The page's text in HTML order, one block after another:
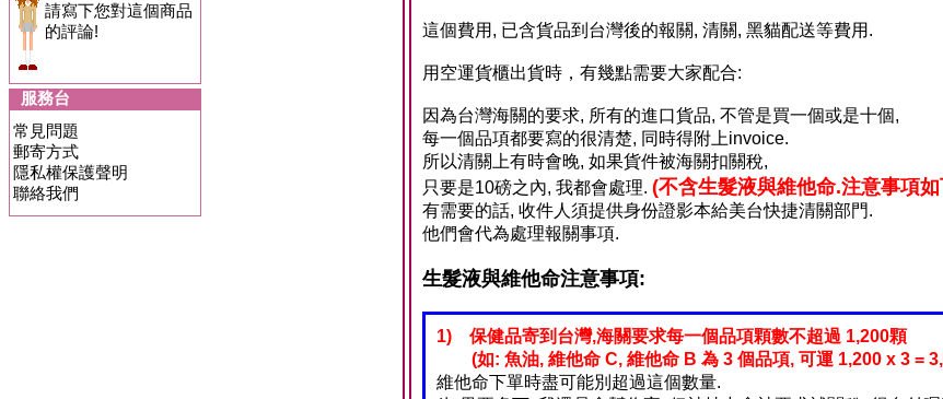
請寫下您對這個商品
的評論!
服務台
常見問題
郵寄方式
隱私權保護聲明
聯絡我們
這個費用, 已含貨品到台灣後的報關, 清關, 黑貓配送等費用.
用空運貨櫃出貨時，有幾點需要大家配合:
因為台灣海關的要求, 所有的進口貨品, 不管是買一個或是十個,
每一個品項都要寫的很清楚, 同時得附上invoice.
所以清關上有時會晚, 如果貨件被海關扣關稅,
只要是10磅之內, 我都會處理. (不含生髮液與維他命.注意事項如
有需要的話, 收件人須提供身份證影本給美台快捷清關部門.
他們會代為處理報關事項.
生髮液與維他命注意事項:
1) 保健品寄到台灣,海關要求每一個品項顆數不超過 1,200顆
(如: 魚油, 維他命 C, 維他命 B 為 3 個品項, 可運 1,200 x 3 =
維他命下單時盡可能別超過這個數量.